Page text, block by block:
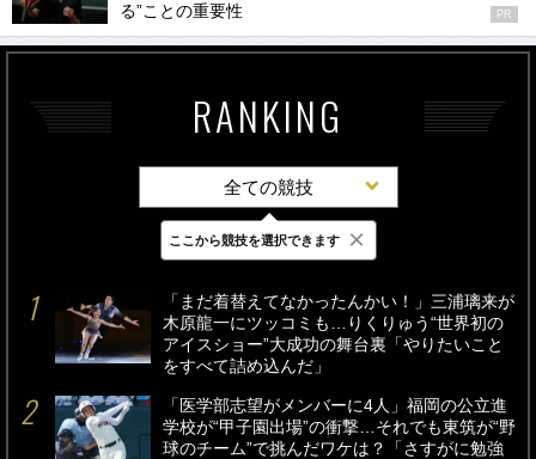
る”ことの重要性
PR
RANKING
全ての競技
最新 24時間 週間
「まだ着替えてなかったんかい！」三浦璃来が
木原龍一にツッコミも…りくりゅう“世界初の
アイスショー”大成功の舞台裏「やりたいこと
をすべて詰め込んだ」
「医学部志望がメンバーに4人」福岡の公立進
学校が“甲子園出場”の衝撃…それでも東筑が“野
球のチーム”で挑んだワケは？「さすがに勉強
ここから競技を選択できます ×